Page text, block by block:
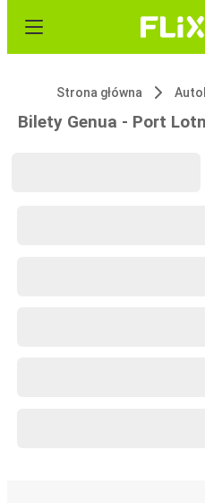
Strona główna
Bilety Genua - Port